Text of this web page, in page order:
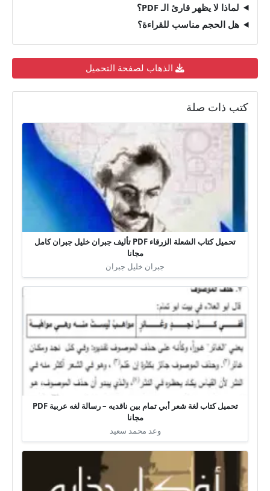
لماذا لا يظهر قارئ الـ PDF؟
هل الحجم مناسب للقراءة؟
الذهاب لصفحة التحميل
كتب ذات صلة
تحميل كتاب الشعلة الزرقاء PDF تأليف جبران خليل جبران كامل
مجانا
جبران خليل جبران
تحميل كتاب لغة شعر أبي تمام بين ناقديه – رسالة لغه عربية PDF
مجانا
وعد محمد سعيد